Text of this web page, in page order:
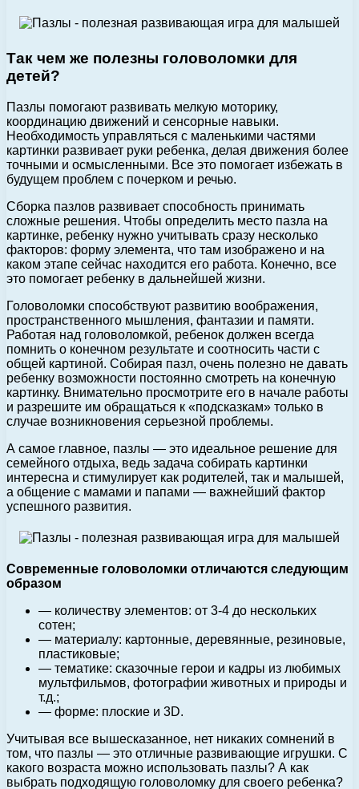
Так чем же полезны головоломки для
детей?
Пазлы помогают развивать мелкую моторику,
координацию движений и сенсорные навыки.
Необходимость управляться с маленькими частями
картинки развивает руки ребенка, делая движения более
точными и осмысленными. Все это помогает избежать в
будущем проблем с почерком и речью.
Сборка пазлов развивает способность принимать
сложные решения. Чтобы определить место пазла на
картинке, ребенку нужно учитывать сразу несколько
факторов: форму элемента, что там изображено и на
каком этапе сейчас находится его работа. Конечно, все
это помогает ребенку в дальнейшей жизни.
Головоломки способствуют развитию воображения,
пространственного мышления, фантазии и памяти.
Работая над головоломкой, ребенок должен всегда
помнить о конечном результате и соотносить части с
общей картиной. Собирая пазл, очень полезно не давать
ребенку возможности постоянно смотреть на конечную
картинку. Внимательно просмотрите его в начале работы
и разрешите им обращаться к «подсказкам» только в
случае возникновения серьезной проблемы.
А самое главное, пазлы — это идеальное решение для
семейного отдыха, ведь задача собирать картинки
интересна и стимулирует как родителей, так и малышей,
а общение с мамами и папами — важнейший фактор
успешного развития.
Современные головоломки отличаются следующим
образом
— количеству элементов: от 3-4 до нескольких
сотен;
— материалу: картонные, деревянные, резиновые,
пластиковые;
— тематике: сказочные герои и кадры из любимых
мультфильмов, фотографии животных и природы и
т.д.;
— форме: плоские и 3D.
Учитывая все вышесказанное, нет никаких сомнений в
том, что пазлы — это отличные развивающие игрушки. С
какого возраста можно использовать пазлы? А как
выбрать подходящую головоломку для своего ребенка?